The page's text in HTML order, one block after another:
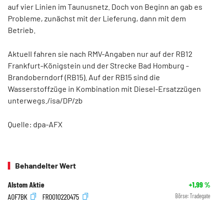
auf vier Linien im Taunusnetz. Doch von Beginn an gab es
Probleme, zunächst mit der Lieferung, dann mit dem
Betrieb.
Aktuell fahren sie nach RMV-Angaben nur auf der RB12
Frankfurt-Königstein und der Strecke Bad Homburg -
Brandoberndorf (RB15). Auf der RB15 sind die
Wasserstoffzüge in Kombination mit Diesel-Ersatzzügen
unterwegs./isa/DP/zb
Quelle: dpa-AFX
Behandelter Wert
Alstom Aktie +1,99%
A0F7BK
FR0010220475 Börse: Tradegate